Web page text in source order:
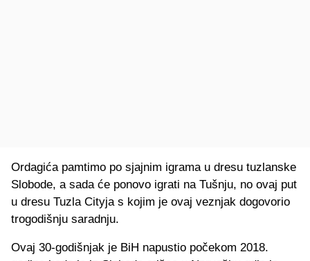
Ordagića pamtimo po sjajnim igrama u dresu tuzlanske
Slobode, a sada će ponovo igrati na Tušnju, no ovaj put
u dresu Tuzla Cityja s kojim je ovaj veznjak dogovorio
trogodišnju saradnju.
Ovaj 30-godišnjak je BiH napustio počekom 2018.